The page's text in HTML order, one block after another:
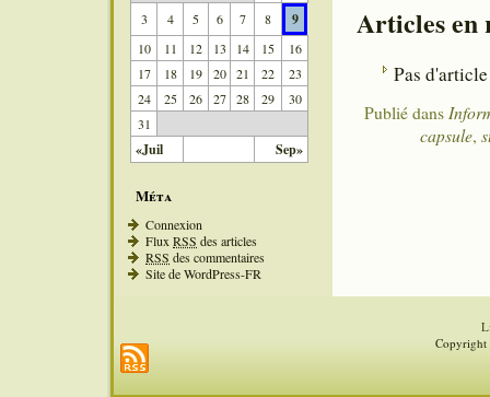
«Juil Sep»
3
4 5 6 7 8 9
10 11 12 13 14 15
16
17
18 19 20 21 22
23
24
25 26 27 28 29
30
31
Méta
Connexion
Flux RSS des articles
RSS des commentaires
Site de WordPress-FR
Articles en
Pas
Publié dans
capsule,
Copyright